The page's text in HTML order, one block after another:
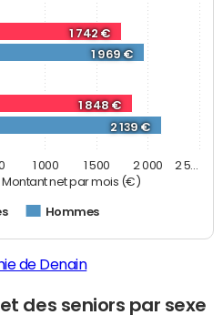
Montant net par mois (€)
1 742 €
1 848 €
1 969 €
2 139 €
Hommes
1 000 1 500 2 000 2 5…
de Denain
des seniors par sexe